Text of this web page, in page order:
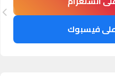
على فيسبوك